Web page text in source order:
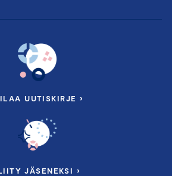
UUTISKIRJE ›
JÄSENEKSI ›